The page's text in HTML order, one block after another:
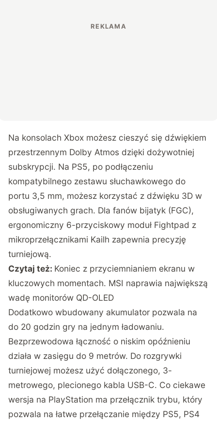
Na konsolach Xbox możesz cieszyć się dźwiękiem
przestrzennym Dolby Atmos dzięki dożywotniej
subskrypcji. Na PS5, po podłączeniu
kompatybilnego zestawu słuchawkowego do
portu 3,5 mm, możesz korzystać z dźwięku 3D w
obsługiwanych grach. Dla fanów bijatyk (FGC),
ergonomiczny 6-przyciskowy moduł Fightpad z
mikroprzełącznikami Kailh zapewnia precyzję
turniejową.
Czytaj też: Koniec z przyciemnianiem ekranu w
kluczowych momentach. MSI naprawia największą
wadę monitorów QD-OLED
Dodatkowo wbudowany akumulator pozwala na
do 20 godzin gry na jednym ładowaniu.
Bezprzewodowa łączność o niskim opóźnieniu
działa w zasięgu do 9 metrów. Do rozgrywki
turniejowej możesz użyć dołączonego, 3-
metrowego, plecionego kabla USB-C. Co ciekawe
wersja na PlayStation ma przełącznik trybu, który
pozwala na łatwe przełączanie między PS5, PS4